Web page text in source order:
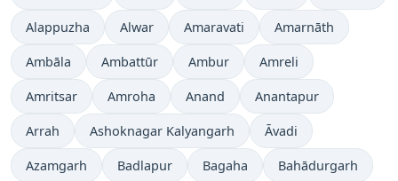
Alappuzha Alwar Amaravati Amarnāth
Ambāla Ambattūr Ambur Amreli
Amritsar Amroha Anand Anantapur
Arrah Ashoknagar Kalyangarh Āvadi
Azamgarh Badlapur Bagaha Bahādurgarh